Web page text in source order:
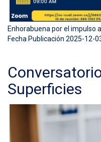
Enhorabuena por el impulso
Fecha Publicación 2025-12-
Superficies